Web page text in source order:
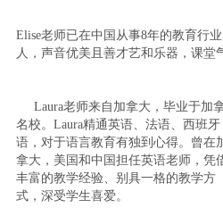
Elise老师已在中国从事8年的教育行
人，声音优美且善才艺和乐器，课堂
Laura老师来自加拿大，毕业于加
名校。Laura精通英语、法语、西班牙
语，对于语言教育有独到心得。曾在
拿大，美国和中国担任英语老师，凭
丰富的教学经验、别具一格的教学方
式，深受学生喜爱。